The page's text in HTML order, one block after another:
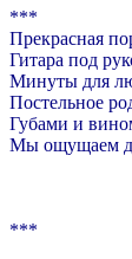
***
Прекрасная
Гитара под
Минуты для
Постельное
Губами и
Мы ощущаем
***